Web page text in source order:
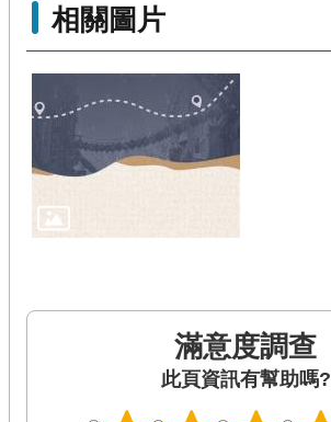
相關圖片
滿意度調查
此頁資訊有幫助嗎?